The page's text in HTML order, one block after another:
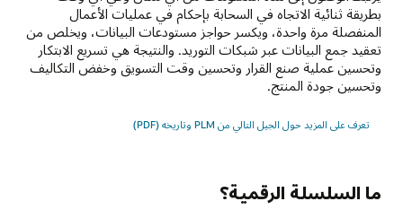
بطريقة ثنائية الاتجاه في السحابة بإحكام في عمليات الأعمال
المنفصلة مرة واحدة، ويكسر حواجز مستودعات البيانات، ويخلص من
تعقيد جمع البيانات عبر شبكات التوريد. والنتيجة هي تسريع الابتكار
وتحسين عملية صنع القرار وتحسين وقت التسويق وخفض التكاليف
وتحسين جودة المنتج.
تعرف على المزيد حول الجيل التالي من PLM وتاريخه (PDF)
ما السلسلة الرقمية؟